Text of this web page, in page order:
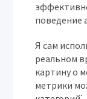
поведение
Я сам
реальном
картину о
метрики